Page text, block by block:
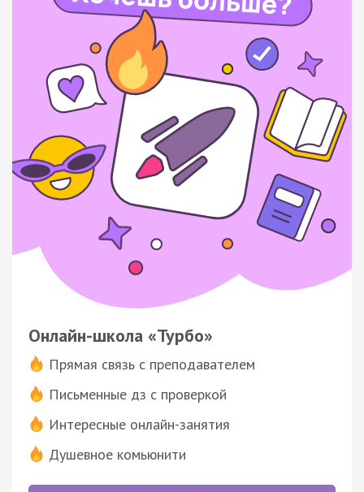
Онлайн-школа «Турбо»
Прямая связь с преподавателем
Письменные дз с проверкой
Интересные онлайн-занятия
Душевное комьюнити